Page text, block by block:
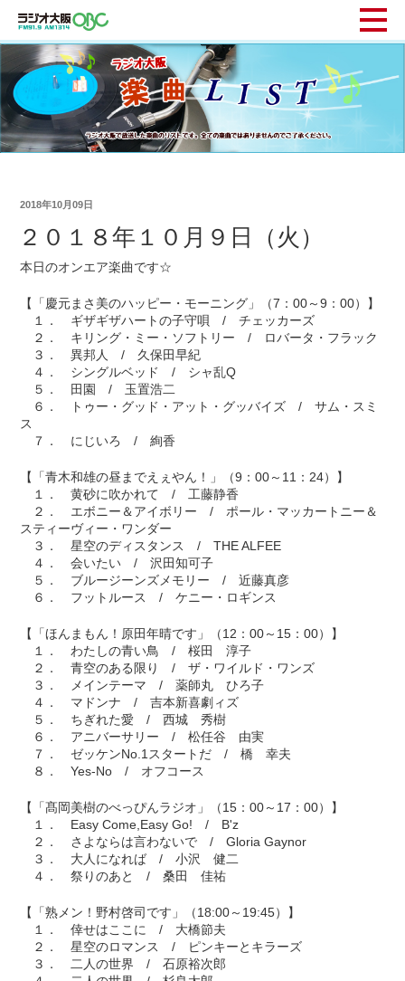
2018年10月09日
２０１８年１０月９日（火）
本日のオンエア楽曲です☆
【「慶元まさ美のハッピー・モーニング」（7：00～9：00）】
１． ギザギザハートの子守唄 / チェッカーズ
２． キリング・ミー・ソフトリー / ロバータ・フラック
３． 異邦人 / 久保田早紀
４． シングルベッド / シャ乱Q
５． 田園 / 玉置浩二
６． トゥー・グッド・アット・グッバイズ / サム・スミ
ス
７． にじいろ / 絢香
【「青木和雄の昼までえぇやん！」（9：00～11：24）】
１． 黄砂に吹かれて / 工藤静香
２． エボニー＆アイボリー / ポール・マッカートニー＆
スティーヴィー・ワンダー
３． 星空のディスタンス / THE ALFEE
４． 会いたい / 沢田知可子
５． ブルージーンズメモリー / 近藤真彦
６． フットルース / ケニー・ロギンス
【「ほんまもん！原田年晴です」（12：00～15：00）】
１． わたしの青い鳥 / 桜田 淳子
２． 青空のある限り / ザ・ワイルド・ワンズ
３． メインテーマ / 薬師丸 ひろ子
４． マドンナ / 吉本新喜劇ィズ
５． ちぎれた愛 / 西城 秀樹
６． アニバーサリー / 松任谷 由実
７． ゼッケンNo.1スタートだ / 橋 幸夫
８． Yes-No / オフコース
【「髙岡美樹のべっぴんラジオ」（15：00～17：00）】
１． Easy Come,Easy Go! / B'z
２． さよならは言わないで / Gloria Gaynor
３． 大人になれば / 小沢 健二
４． 祭りのあと / 桑田 佳祐
【「熟メン！野村啓司です」（18:00～19:45）】
１． 倖せはここに / 大橋節夫
２． 星空のロマンス / ピンキーとキラーズ
３． 二人の世界 / 石原裕次郎